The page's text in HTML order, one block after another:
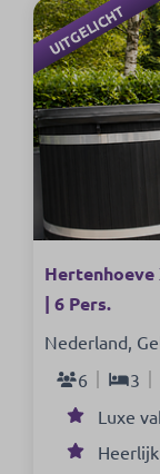
UITGELICHT
Hertenhoeve
| 6 Pers.
Nederland,
6
3
Luxe